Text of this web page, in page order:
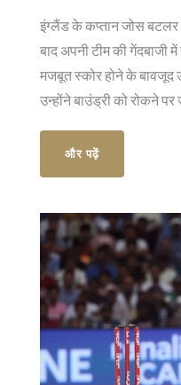
इंग्लैंड के कप्तान जोस
बाद अपनी टीम की गेंदबाजी
मजबूत स्कोर होने के बावजूद
उन्होंने बाउंड्री को रोकने पर
और पढ़ें